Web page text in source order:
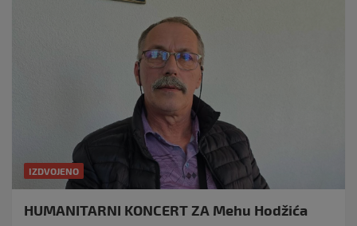
IZDVOJENO
HUMANITARNI KONCERT ZA Mehu Hodžića